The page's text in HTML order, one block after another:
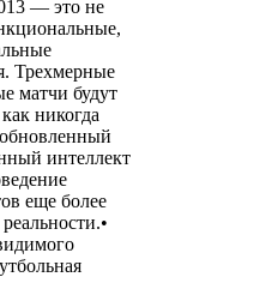
— это не
Трехмерные
матчи будут
никогда
интеллект
еще более